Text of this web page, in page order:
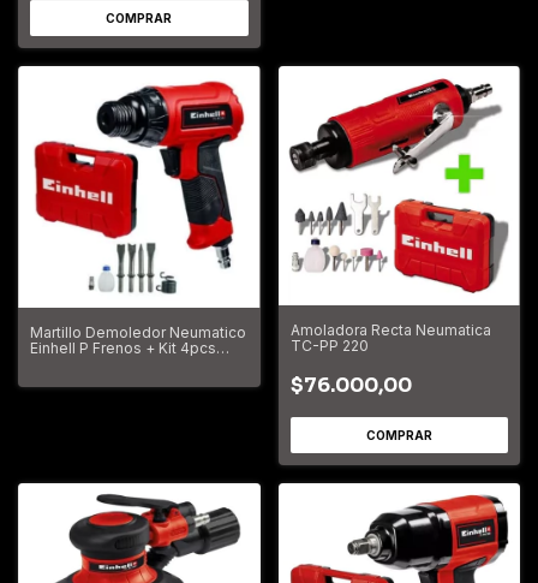
Martillo Demoledor Neumatico
Einhell P Frenos + Kit 4pcs
Amoladora Recta Neumatica
TC-PP 220
$76.000,00